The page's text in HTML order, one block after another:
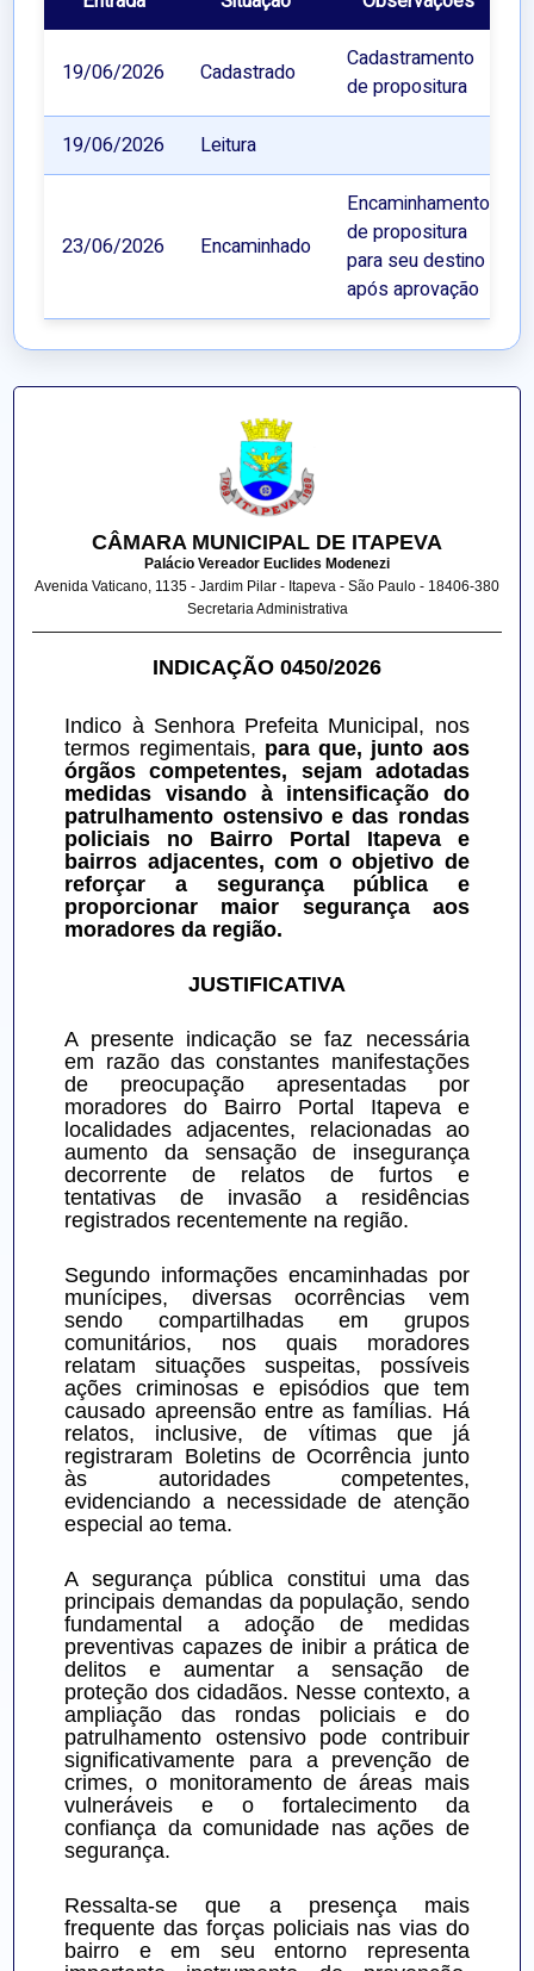
19/06/2026 Cadastrado
Cadastramento
de propositura
19/06/2026 Leitura
23/06/2026 Encaminhado
Encaminhamento
de propositura
para seu destino
após aprovação
CÂMARA MUNICIPAL DE ITAPEVA
Palácio Vereador Euclides Modenezi
Avenida Vaticano, 1135 - Jardim Pilar - Itapeva - São Paulo - 18406-380
Secretaria Administrativa
INDICAÇÃO 0450/2026
Indico à Senhora Prefeita Municipal, nos
termos regimentais, para que, junto aos
órgãos competentes, sejam adotadas
medidas visando à intensificação do
patrulhamento ostensivo e das rondas
policiais no Bairro Portal Itapeva e
bairros adjacentes, com o objetivo de
reforçar a segurança pública e
proporcionar maior segurança aos
moradores da região.
JUSTIFICATIVA
A presente indicação se faz necessária
em razão das constantes manifestações
de preocupação apresentadas por
moradores do Bairro Portal Itapeva e
localidades adjacentes, relacionadas ao
aumento da sensação de insegurança
decorrente de relatos de furtos e
tentativas de invasão a residências
registrados recentemente na região.
Segundo informações encaminhadas por
munícipes, diversas ocorrências vem
sendo compartilhadas em grupos
comunitários, nos quais moradores
relatam situações suspeitas, possíveis
ações criminosas e episódios que tem
causado apreensão entre as famílias. Há
relatos, inclusive, de vítimas que já
registraram Boletins de Ocorrência junto
às autoridades competentes,
evidenciando a necessidade de atenção
especial ao tema.
A segurança pública constitui uma das
principais demandas da população, sendo
fundamental a adoção de medidas
preventivas capazes de inibir a prática de
delitos e aumentar a sensação de
proteção dos cidadãos. Nesse contexto, a
ampliação das rondas policiais e do
patrulhamento ostensivo pode contribuir
significativamente para a prevenção de
crimes, o monitoramento de áreas mais
vulneráveis e o fortalecimento da
confiança da comunidade nas ações de
segurança.
Ressalta-se que a presença mais
frequente das forças policiais nas vias do
bairro e em seu entorno representa